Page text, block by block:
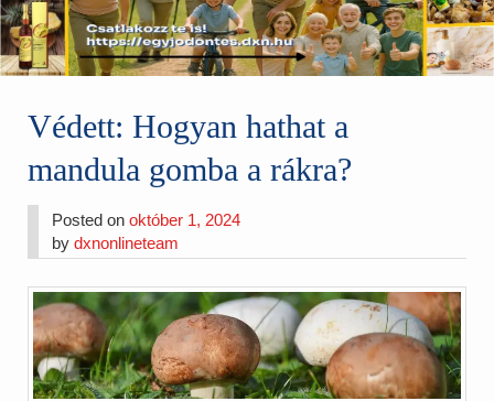
Védett: Hogyan hathat a
mandula gomba a rákra?
Posted onoktóber 1, 2024
bydxnonlineteam